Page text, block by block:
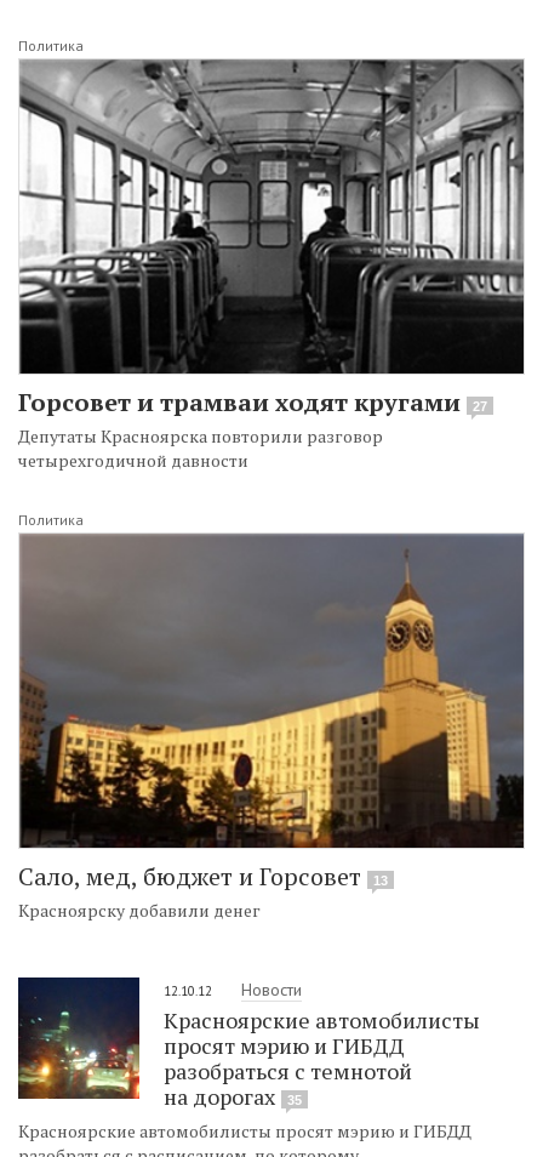
Политика
Горсовет и трамваи ходят кругами 27
Депутаты Красноярска повторили разговор
четырехгодичной давности
Политика
Сало, мед, бюджет и Горсовет 13
Красноярску добавили денег
12.10.12 Новости
Красноярские автомобилисты
просят мэрию и ГИБДД
разобраться с темнотой
на дорогах
35
Красноярские автомобилисты просят мэрию и ГИБДД